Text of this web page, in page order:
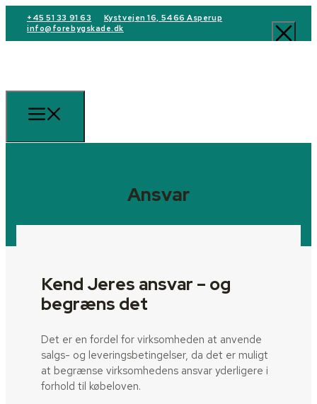
+45 51 33 91 63
Kystvejen 16, 5466 Asperup
info@forebygskade.dk
Ansvar
Kend Jeres ansvar – og
begræns det
Det er en fordel for virksomheden at anvende
salgs- og leveringsbetingelser, da det er muligt
at begrænse virksomhedens ansvar yderligere i
forhold til købeloven.